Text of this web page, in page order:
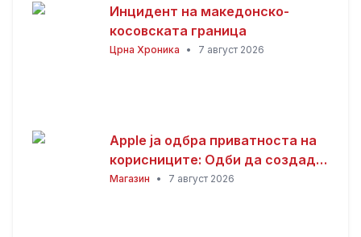
Инцидент на македонско-
косовската граница
Црна Хроника • 7 август 2026
Apple ја одбра приватноста на
корисниците: Одби да создаде
пристап за полицијата до iCloud
Магазин • 7 август 2026